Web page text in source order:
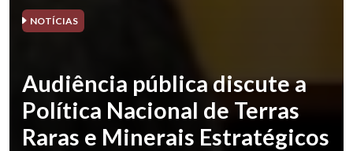
NOTÍCIAS
Audiência pública discute a
Política Nacional de Terras
Raras e Minerais Estratégicos